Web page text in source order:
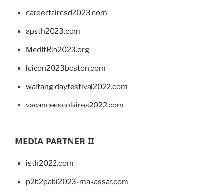
careerfaircsd2023.com
apsth2023.com
MedItRio2023.org
lcicon2023boston.com
waitangidayfestival2022.com
vacancesscolaires2022.com
MEDIA PARTNER II
isth2022.com
p2b2pabi2023-makassar.com